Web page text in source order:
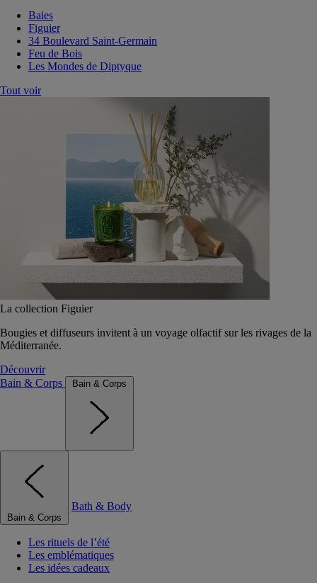
Baies
Figuier
34 Boulevard Saint-Germain
Feu de Bois
Les Mondes de Diptyque
Tout voir
La collection Figuier
Bougies et diffuseurs invitent à un voyage olfactif sur les rivages de la
Méditerranée.
Découvrir
Bain & Corps
Bain & Corps
Bain & Corps
Bath & Body
Les rituels de l’été
Les emblématiques
Les idées cadeaux